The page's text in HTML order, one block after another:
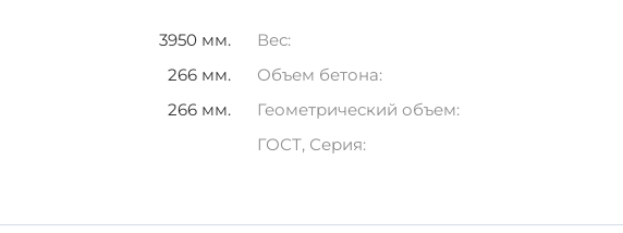
в надежность и безопасность ваших строений.
3950 мм.
266 мм.
266 мм.
Вес:
Объем бетона:
Геометрический объем:
ГОСТ, Серия: